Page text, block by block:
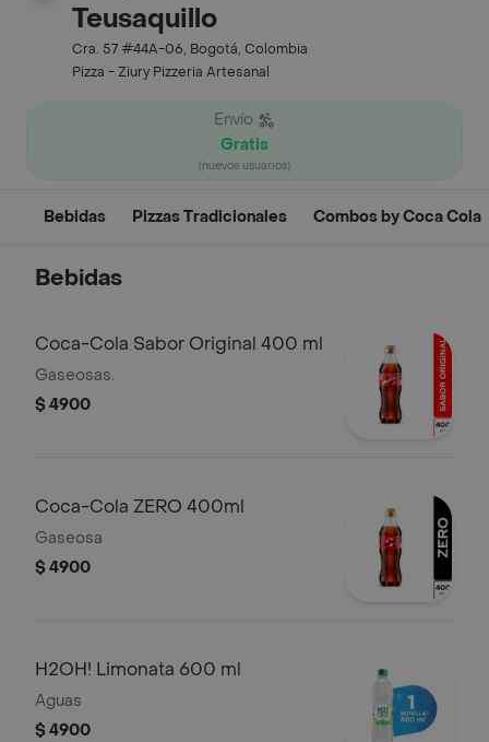
Teusaquillo
Cra. 57 #44A-06, Bogotá, Colombia
Pizza - Ziury Pizzeria Artesanal
Envío
Gratis
(nuevos usuarios)
Bebidas Pizzas Tradicionales Combos by Coca Cola
Bebidas
Coca-Cola Sabor Original 400 ml
Gaseosas.
$ 4900
Coca-Cola ZERO 400ml
Gaseosa
$ 4900
H2OH! Limonata 600 ml
Aguas
$ 4900